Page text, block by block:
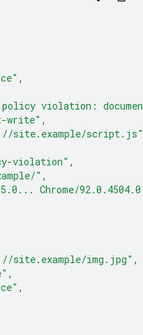
,
policy violation:
write" ,
site.example/script.js"
violation" ,
" ,
Chrome/
site.example/img.jpg" ,
,
,